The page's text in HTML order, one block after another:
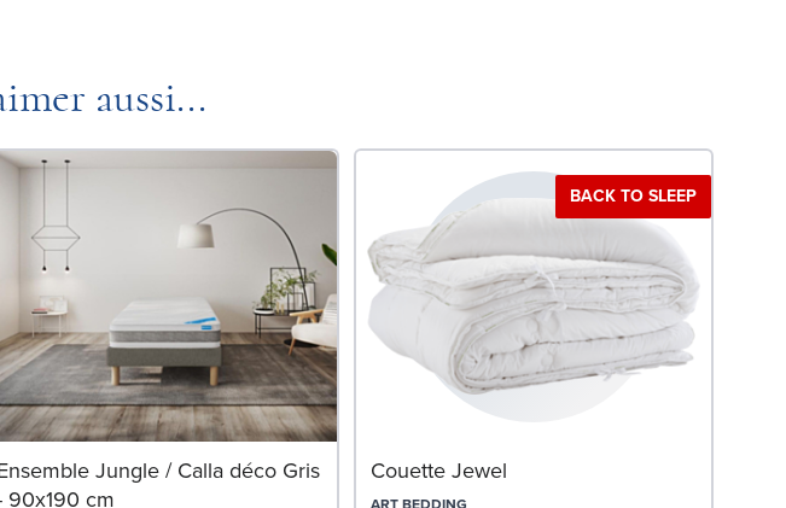
aussi...
Jungle / Calla déco Gris
90x190 cm
BACK TO SLEEP
Couette Jewel